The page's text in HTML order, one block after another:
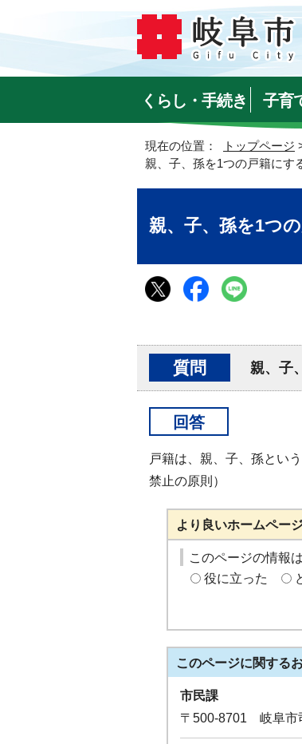
くらし・手続き 子育
現在の位置： トップページ
親、子、孫を1つの戸籍にす
親、子、孫を1つ
質問 親、子
回答
戸籍は、親、子、孫とい
禁止の原則）
より良いホームペー
このページの情報
役に立った
このページに関する
市民課
〒500-8701 岐阜